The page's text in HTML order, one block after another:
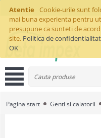
Atentie
Cookie-urile sunt
mai buna experienta pentru
presupune ca sunteti de
site. Politica de
OK
Pagina start Genti si calatorii